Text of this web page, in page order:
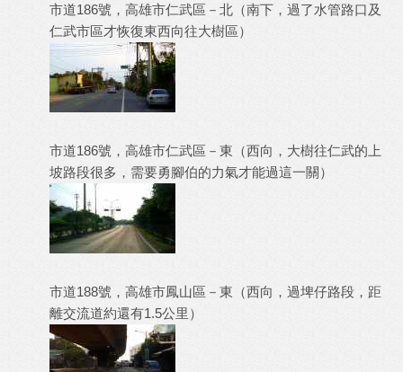
市道186號，高雄市仁武區－北（南下，過了水管路口及
仁武市區才恢復東西向往大樹區）
市道186號，高雄市仁武區－東（西向，大樹往仁武的上
坡路段很多，需要勇腳伯的力氣才能過這一關）
市道188號，高雄市鳳山區－東（西向，過埤仔路段，距
離交流道約還有1.5公里）